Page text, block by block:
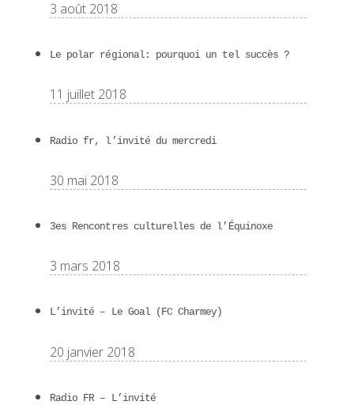
3 août 2018
Le polar régional: pourquoi un tel succès ?
11 juillet 2018
Radio fr, l’invité du mercredi
30 mai 2018
3es Rencontres culturelles de l’Équinoxe
3 mars 2018
L’invité – Le Goal (FC Charmey)
20 janvier 2018
Radio FR – L’invité